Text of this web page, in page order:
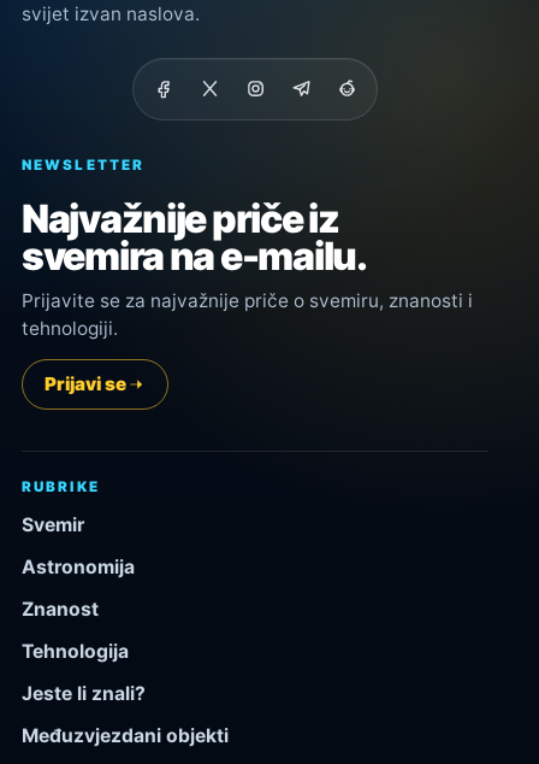
svijet izvan naslova.
NEWSLETTER
Najvažnije priče iz
svemira na e-mailu.
Prijavite se za najvažnije priče o svemiru, znanosti i
tehnologiji.
Prijavi se
RUBRIKE
Svemir
Astronomija
Znanost
Tehnologija
Jeste li znali?
Međuzvjezdani objekti